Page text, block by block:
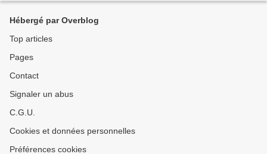
Hébergé par Overblog
Top articles
Pages
Contact
Signaler un abus
C.G.U.
Cookies et données personnelles
Préférences cookies